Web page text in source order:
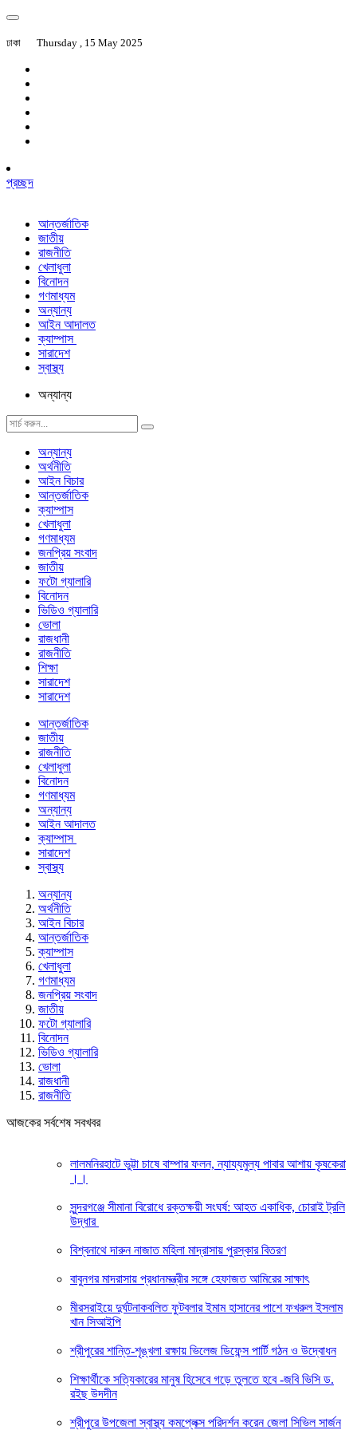
ঢাকা Thursday , 15 May 2025
প্রচ্ছদ
আন্তর্জাতিক
জাতীয়
রাজনীতি
খেলাধুলা
বিনোদন
গণমাধ্যম
অন্যান্য
আইন আদালত
ক্যাম্পাস
সারাদেশ
স্বাস্থ্য
অন্যান্য
অন্যান্য
অর্থনীতি
আইন বিচার
আন্তর্জাতিক
ক্যাম্পাস
খেলাধুলা
গণমাধ্যম
জনপ্রিয় সংবাদ
জাতীয়
ফটো গ্যালারি
বিনোদন
ভিডিও গ্যালারি
ভোলা
রাজধানী
রাজনীতি
শিক্ষা
সারাদেশ
সারাদেশ
আন্তর্জাতিক
জাতীয়
রাজনীতি
খেলাধুলা
বিনোদন
গণমাধ্যম
অন্যান্য
আইন আদালত
ক্যাম্পাস
সারাদেশ
স্বাস্থ্য
অন্যান্য
অর্থনীতি
আইন বিচার
আন্তর্জাতিক
ক্যাম্পাস
খেলাধুলা
গণমাধ্যম
জনপ্রিয় সংবাদ
জাতীয়
ফটো গ্যালারি
বিনোদন
ভিডিও গ্যালারি
ভোলা
রাজধানী
রাজনীতি
আজকের সর্বশেষ সবখবর
লালমনিরহাটে ভুট্টা চাষে বাম্পার ফলন, ন্যায্যমুল্য পাবার আশায় কৃষকেরা
।।
সুন্দরগঞ্জে সীমানা বিরোধে রক্তক্ষয়ী সংঘর্ষ: আহত একাধিক, চোরাই ট্রলি
উদ্ধার‌
বিশ্বনাথে দারুন নাজাত মহিলা মাদ্রাসায় পুরস্কার বিতরণ
বাবুনগর মাদরাসায় প্রধানমন্ত্রীর সঙ্গে হেফাজত আমিরের সাক্ষাৎ
মীরসরাইয়ে দুর্ঘটনাকবলিত ফুটবলার ইমাম হাসানের পাশে ফখরুল ইসলাম
খান সিআইপি
শ্রীপুরের শান্তি-শৃঙ্খলা রক্ষায় ভিলেজ ডিফেন্স পার্টি গঠন ও উদ্বোধন
শিক্ষার্থীকে সত্যিকারের মানুষ হিসেবে গড়ে তুলতে হবে -জবি ভিসি ড.
রইছ উদদীন
শ্রীপুরে উপজেলা স্বাস্থ্য কমপ্লেক্স পরিদর্শন করেন জেলা সিভিল সার্জন